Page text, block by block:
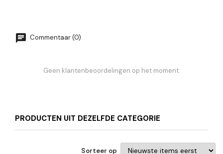
Commentaar (0)
Geen klantenbeoordelingen op het moment.
PRODUCTEN UIT DEZELFDE CATEGORIE
Sorteer op